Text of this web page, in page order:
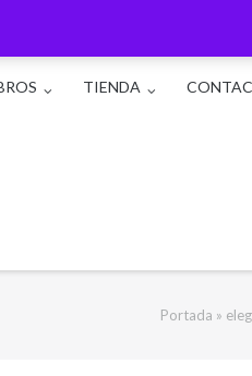
TIENDA
Portada »